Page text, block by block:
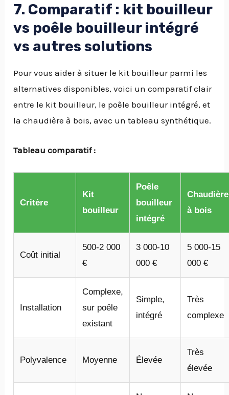
7. Comparatif : kit bouilleur
vs poêle bouilleur intégré
vs autres solutions
Pour vous aider à situer le kit bouilleur parmi les
alternatives disponibles, voici un comparatif clair
entre le kit bouilleur, le poêle bouilleur intégré, et
la chaudière à bois, avec un tableau synthétique.
Tableau comparatif :
Critère
Kit
bouilleur
Poêle
bouilleur
intégré
Chaudière
à bois
Coût initial
500-2 000
€
3 000-10
000 €
5 000-15
000 €
Installation
Complexe,
sur poêle
existant
Simple,
intégré
Très
complexe
Polyvalence Moyenne Élevée
Très
élevée